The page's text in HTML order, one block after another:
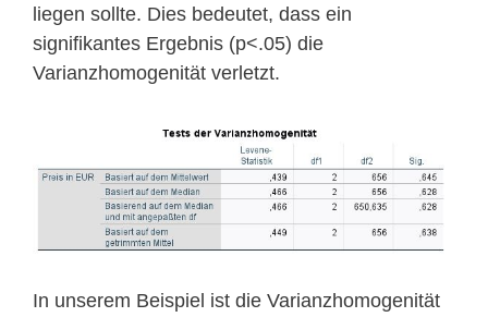
liegen sollte. Dies bedeutet, dass ein
signifikantes Ergebnis (p<.05) die
Varianzhomogenität verletzt.
In unserem Beispiel ist die Varianzhomogenität